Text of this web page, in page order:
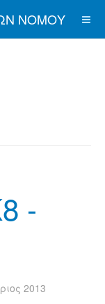
ΝΟΜΟΎ
-
2013